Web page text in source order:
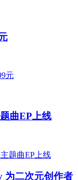
曲EP上线
为二次元创作者